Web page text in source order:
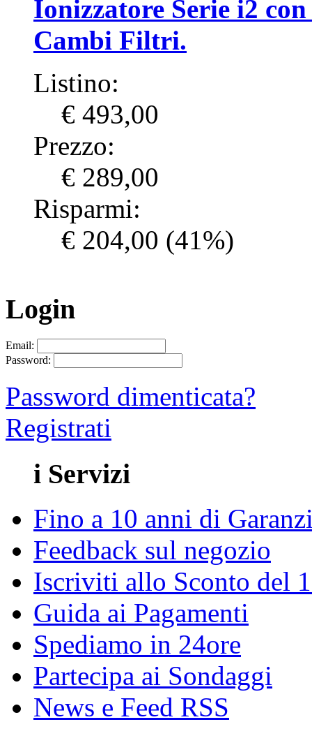
Ionizzatore Serie i2 con
Cambi Filtri.
Listino:
€ 493,00
Prezzo:
€ 289,00
Risparmi:
€ 204,00 (41%)
Login
Email:
Password:
Password dimenticata?
Registrati
i Servizi
Fino a 10 anni di
Feedback sul negozio
Iscriviti allo Sconto del
Guida ai Pagamenti
Spediamo in 24ore
Partecipa ai Sondaggi
News e Feed RSS